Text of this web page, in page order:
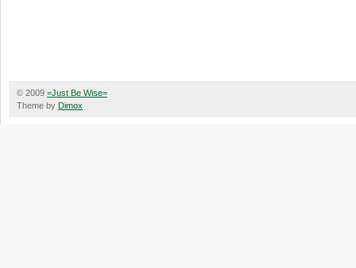
© 2009 =Just Be Wise=
Theme by Dimox